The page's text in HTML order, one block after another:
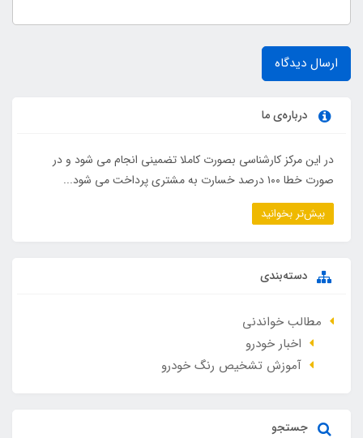
ارسال دیدگاه
درباره‌ی ما
در این مرکز کارشناسی بصورت کاملا تضمینی انجام می شود و در
صورت خطا ۱۰۰ درصد خسارت به مشتری پرداخت می شود...
بیش‌تر بخوانید
دسته‌بندی
مطالب خواندنی
اخبار خودرو
آموزش تشخیص رنگ خودرو
جستجو